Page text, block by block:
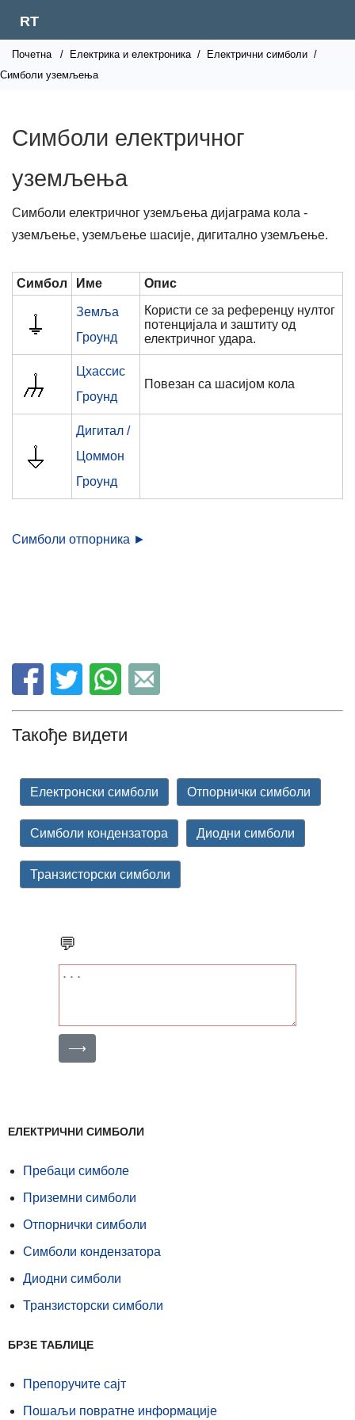
RT
Почетна / Електрика и електроника / Електрични симболи /
Симболи уземљења
Симболи електричног
уземљења
Симболи електричног уземљења дијаграма кола -
уземљење, уземљење шасије, дигитално уземљење.
Симбол Име Опис
Земља
Гроунд
Користи се за референцу нултог
потенцијала и заштиту од
електричног удара.
Цхассис
Гроунд
Повезан са шасијом кола
Дигитал /
Цоммон
Гроунд
Симболи отпорника ►
Такође видети
Електронски симболи Отпорнички симболи
Симболи кондензатора Диодни симболи
Транзисторски симболи
💬
⟶
ЕЛЕКТРИЧНИ СИМБОЛИ
Пребаци симболе
Приземни симболи
Отпорнички симболи
Симболи кондензатора
Диодни симболи
Транзисторски симболи
БРЗЕ ТАБЛИЦЕ
Препоручите сајт
Пошаљи повратне информације